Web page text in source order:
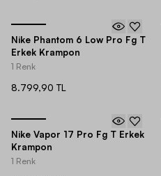
Nike Phantom 6 Low Pro Fg T
Erkek Krampon
1 Renk
8.799,90 TL
Nike Vapor 17 Pro Fg T Erkek
Krampon
1 Renk